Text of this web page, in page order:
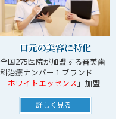
口元の美容に特化
全国275医院が加盟する審美歯
科治療ナンバー１ブランド
「ホワイトエッセンス」加盟
詳しく見る